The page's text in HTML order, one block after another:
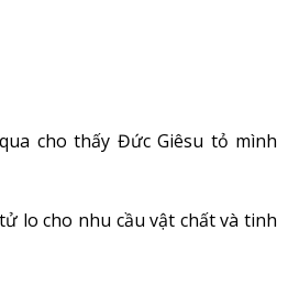
cho thấy Đức Giêsu tỏ mình
lo cho nhu cầu vật chất và tinh